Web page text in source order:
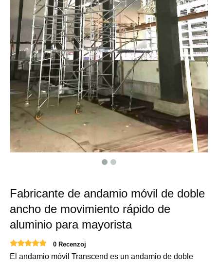
Fabricante de andamio móvil de doble
ancho de movimiento rápido de
aluminio para mayorista
0 Recenzoj
El andamio móvil Transcend es un andamio de doble